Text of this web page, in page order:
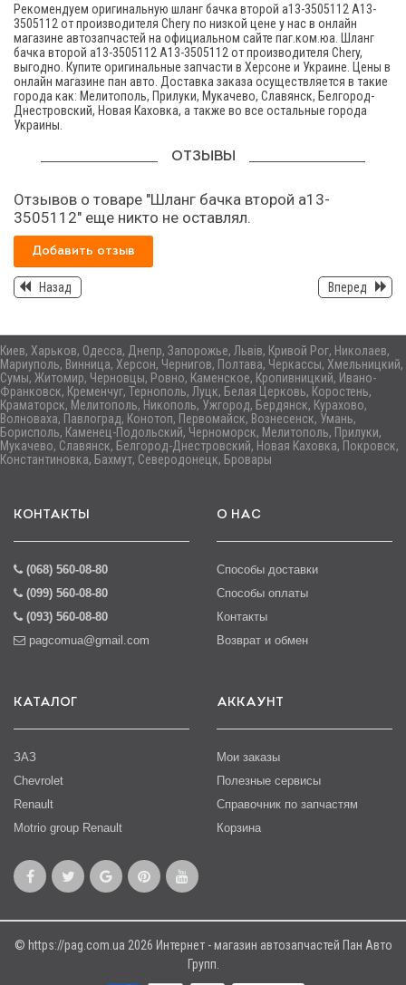
Рекомендуем оригинальную шланг бачка второй а13-3505112 A13-
3505112 от производителя Chery по низкой цене у нас в онлайн
магазине автозапчастей на официальном сайте паг.ком.юа. Шланг
бачка второй а13-3505112 A13-3505112 от производителя Chery,
выгодно. Купите оригинальные запчасти в Херсоне и Украине. Цены в
онлайн магазине пан авто. Доставка заказа осуществляется в такие
города как: Мелитополь, Прилуки, Мукачево, Славянск, Белгород-
Днестровский, Новая Каховка, а также во все остальные города
Украины.
ОТЗЫВЫ
Отзывов о товаре "Шланг бачка второй а13-
3505112" еще никто не оставлял.
Добавить отзыв
Назад Вперед
Киев, Харьков, Одесса, Днепр, Запорожье, Львів, Кривой Рог, Николаев,
Мариуполь, Винница, Херсон, Чернигов, Полтава, Черкассы, Хмельницкий,
Сумы, Житомир, Черновцы, Ровно, Каменское, Кропивницкий, Ивано-
Франковск, Кременчуг, Тернополь, Луцк, Белая Церковь, Коростень,
Краматорск, Мелитополь, Никополь, Ужгород, Бердянск, Курахово,
Волноваха, Павлоград, Конотоп, Первомайск, Вознесенск, Умань,
Борисполь, Каменец-Подольский, Черноморск, Мелитополь, Прилуки,
Мукачево, Славянск, Белгород-Днестровский, Новая Каховка, Покровск,
Константиновка, Бахмут, Северодонецк, Бровары
КОНТАКТЫ
(068) 560-08-80
(099) 560-08-80
(093) 560-08-80
pagcomua@gmail.com
О НАС
Способы доставки
Способы оплаты
Контакты
Возврат и обмен
КАТАЛОГ
ЗАЗ
Chevrolet
Renault
Motrio group Renault
АККАУНТ
Мои заказы
Полезные сервисы
Справочник по запчастям
Корзина
© https://pag.com.ua 2026 Интернет - магазин автозапчастей Пан Авто
Групп.